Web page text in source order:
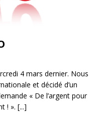
4 mars dernier. Nous
et décidé d’un
« De l’argent pour
! ». [...]